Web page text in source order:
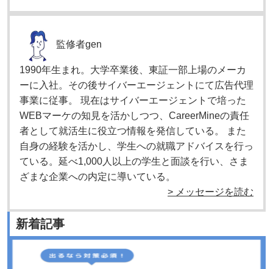
監修者gen
1990年生まれ。大学卒業後、東証一部上場のメーカ
ーに入社。その後サイバーエージェントにて広告代理
事業に従事。 現在はサイバーエージェントで培った
WEBマーケの知見を活かしつつ、CareerMineの責任
者として就活生に役立つ情報を発信している。 また
自身の経験を活かし、学生への就職アドバイスを行っ
ている。延べ1,000人以上の学生と面談を行い、さま
ざまな企業への内定に導いている。
> メッセージを読む
新着記事